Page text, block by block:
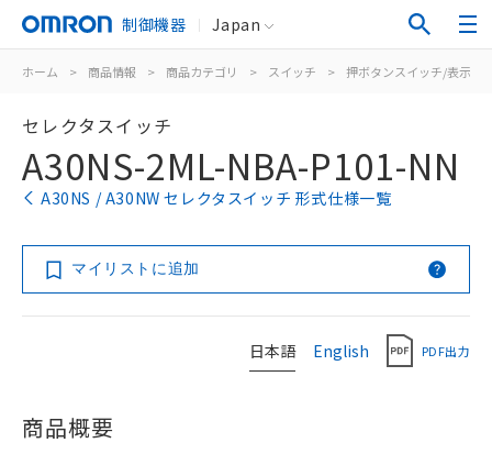
制御機器 Japan
ホーム > 商品情報 > 商品カテゴリ > スイッチ > 押ボタンスイッチ/表示灯
セレクタスイッチ
A30NS-2ML-NBA-P101-NN
A30NS / A30NW セレクタスイッチ 形式仕様一覧
マイリストに追加
日本語 English PDF出力
商品概要